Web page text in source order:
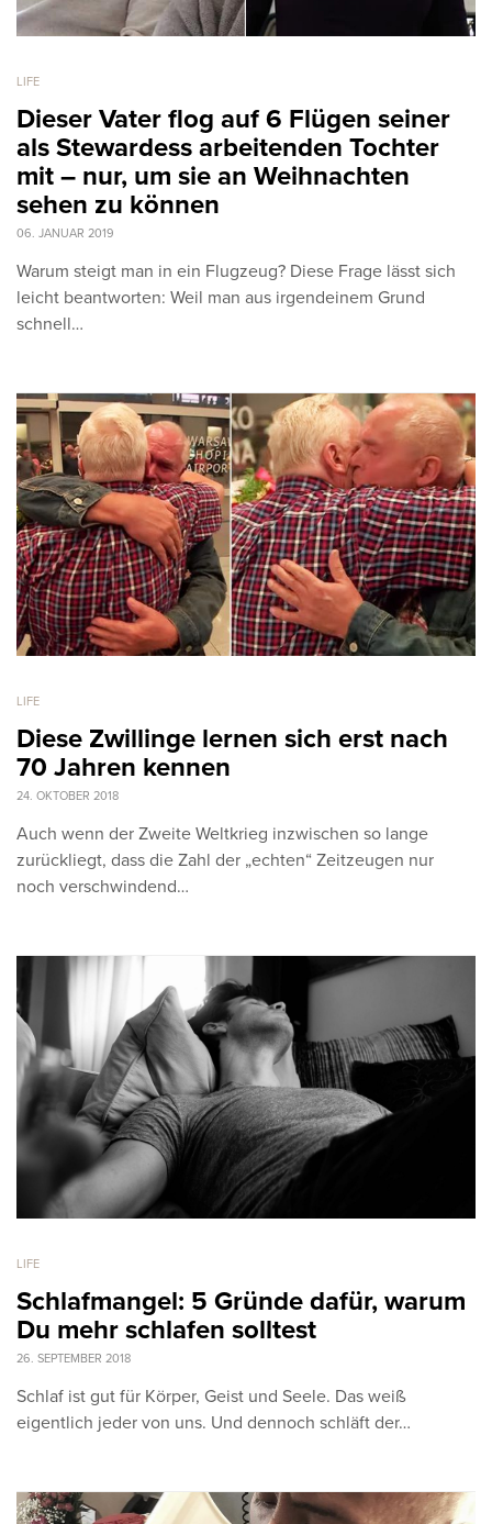
LIFE
Dieser Vater flog auf 6 Flügen seiner
als Stewardess arbeitenden Tochter
mit – nur, um sie an Weihnachten
sehen zu können
06. JANUAR 2019
Warum steigt man in ein Flugzeug? Diese Frage lässt sich
leicht beantworten: Weil man aus irgendeinem Grund
schnell…
LIFE
Diese Zwillinge lernen sich erst nach
70 Jahren kennen
24. OKTOBER 2018
Auch wenn der Zweite Weltkrieg inzwischen so lange
zurückliegt, dass die Zahl der „echten“ Zeitzeugen nur
noch verschwindend…
LIFE
Schlafmangel: 5 Gründe dafür, warum
Du mehr schlafen solltest
26. SEPTEMBER 2018
Schlaf ist gut für Körper, Geist und Seele. Das weiß
eigentlich jeder von uns. Und dennoch schläft der…